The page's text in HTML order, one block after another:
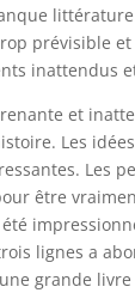
prévisible
inattendus
et
Les
Les
être
été
lignes a
grande